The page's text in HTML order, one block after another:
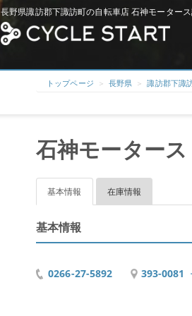
長野県諏訪郡下諏訪町の自転車店 石神モーター
トップページ 長野県 諏訪郡下諏
石神モータース
基本情報 在庫情報
基本情報
0266-27-5892 393-0081